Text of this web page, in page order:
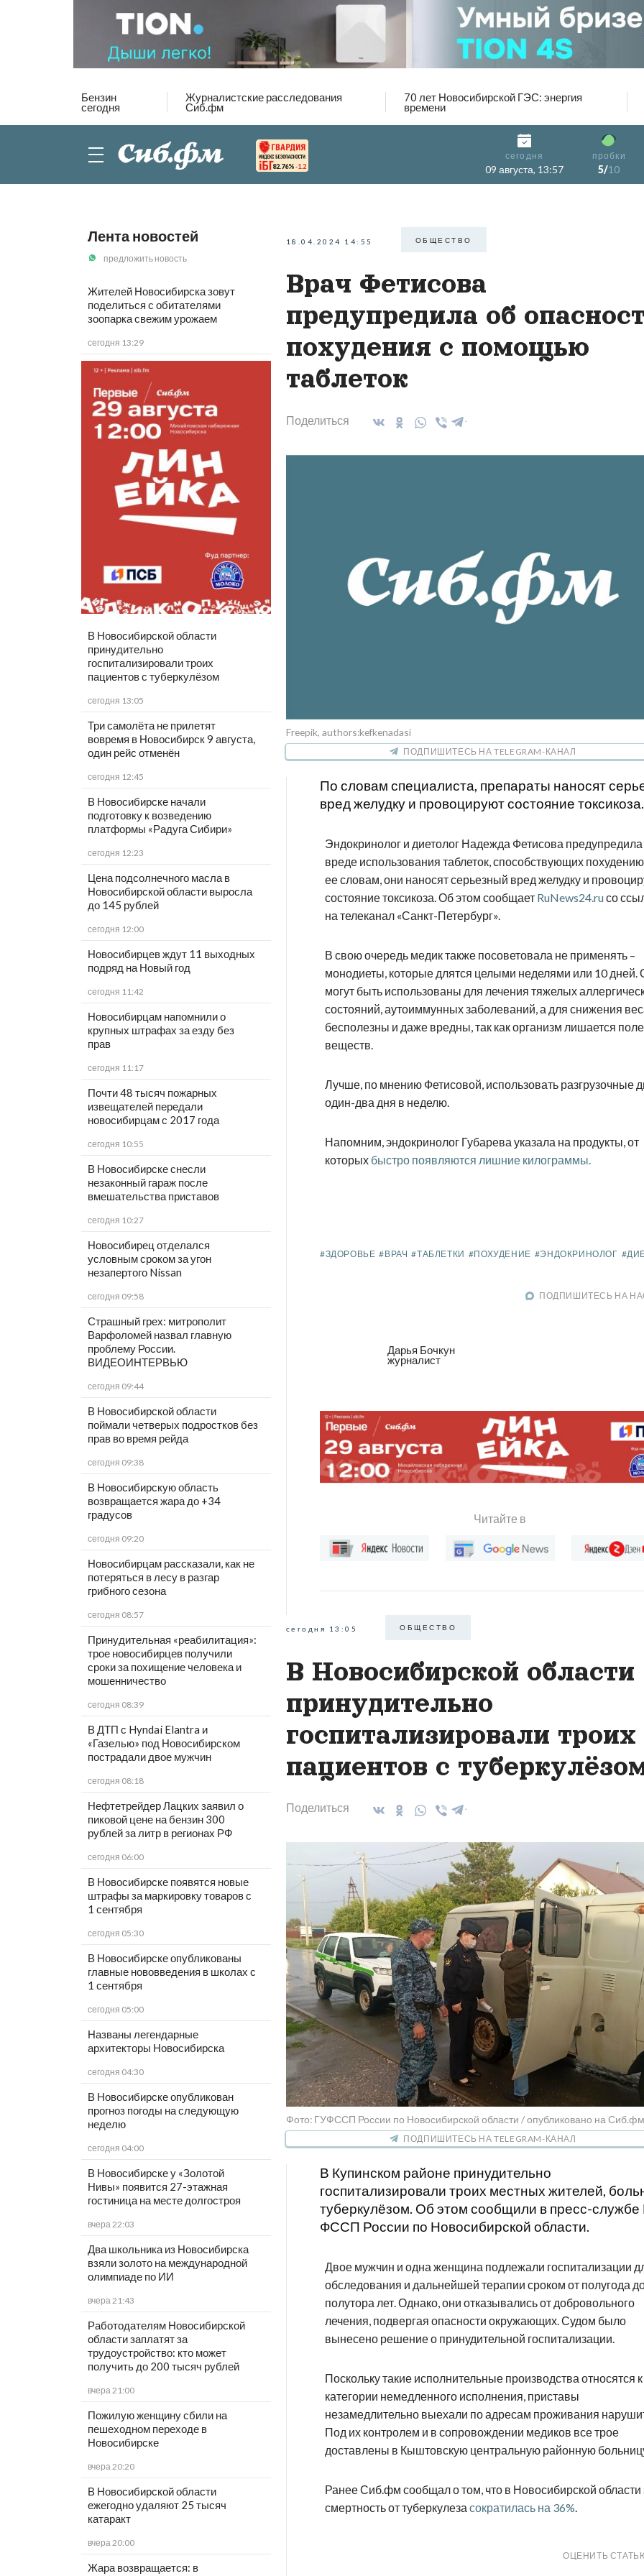
Бензин
сегодня
Журналистские расследования
Сиб.фм
70 лет Новосибирской ГЭС: энергия
времени
82.76% -1.2
сегодня
09 августа, 13:57
пробки
5/10
Лента новостей
предложить новость
Жителей Новосибирска зовут
поделиться с обитателями
зоопарка свежим урожаем
сегодня 13:29
В Новосибирской области
принудительно
госпитализировали троих
пациентов с туберкулёзом
сегодня 13:05
Три самолёта не прилетят
вовремя в Новосибирск 9 августа,
один рейс отменён
сегодня 12:45
В Новосибирске начали
подготовку к возведению
платформы «Радуга Сибири»
сегодня 12:23
Цена подсолнечного масла в
Новосибирской области выросла
до 145 рублей
сегодня 12:00
Новосибирцев ждут 11 выходных
подряд на Новый год
сегодня 11:42
Новосибирцам напомнили о
крупных штрафах за езду без
прав
сегодня 11:17
Почти 48 тысяч пожарных
извещателей передали
новосибирцам с 2017 года
сегодня 10:55
В Новосибирске снесли
незаконный гараж после
вмешательства приставов
сегодня 10:27
Новосибирец отделался
условным сроком за угон
незапертого Nissan
сегодня 09:58
Страшный грех: митрополит
Варфоломей назвал главную
проблему России.
ВИДЕОИНТЕРВЬЮ
сегодня 09:44
В Новосибирской области
поймали четверых подростков без
прав во время рейда
сегодня 09:38
В Новосибирскую область
возвращается жара до +34
градусов
сегодня 09:20
Новосибирцам рассказали, как не
потеряться в лесу в разгар
грибного сезона
сегодня 08:57
Принудительная «реабилитация»:
трое новосибирцев получили
сроки за похищение человека и
мошенничество
сегодня 08:39
В ДТП с Hyndai Elantra и
«Газелью» под Новосибирском
пострадали двое мужчин
сегодня 08:18
Нефтетрейдер Лацких заявил о
пиковой цене на бензин 300
рублей за литр в регионах РФ
сегодня 06:00
В Новосибирске появятся новые
штрафы за маркировку товаров с
1 сентября
сегодня 05:30
В Новосибирске опубликованы
главные нововведения в школах с
1 сентября
сегодня 05:00
Названы легендарные
архитекторы Новосибирска
сегодня 04:30
В Новосибирске опубликован
прогноз погоды на следующую
неделю
сегодня 04:00
В Новосибирске у «Золотой
Нивы» появится 27-этажная
гостиница на месте долгостроя
вчера 22:03
Два школьника из Новосибирска
взяли золото на международной
олимпиаде по ИИ
вчера 21:43
Работодателям Новосибирской
области заплатят за
трудоустройство: кто может
получить до 200 тысяч рублей
вчера 21:00
Пожилую женщину сбили на
пешеходном переходе в
Новосибирске
вчера 20:20
В Новосибирской области
ежегодно удаляют 25 тысяч
катаракт
вчера 20:00
Жара возвращается: в
18.04.2024 14:55 ОБЩЕСТВО
Врач Фетисова
предупредила об
похудения с помощью
таблеток
Поделиться
Freepik, authors:kefkenadasi
ПОДПИШИТЕСЬ НА TELEGRAM-КАНАЛ
По словам специалиста, препараты наносят
вред желудку и провоцируют состояние токсикоза.
Эндокринолог и диетолог Надежда Фетисова
вреде использования таблеток, способствующих
ее словам, они наносят серьезный вред желудку и
состояние токсикоза. Об этом сообщает RuNews24.ruсо
на телеканал «Санкт-Петербург».
В свою очередь медик также посоветовала не применять –
монодиеты, которые длятся целыми неделями или 10 дней.
могут быть использованы для лечения тяжелых
состояний, аутоиммунных заболеваний, а для снижения
бесполезны и даже вредны, так как организм лишается
веществ.
Лучше, по мнению Фетисовой, использовать разгрузочные
один-два дня в неделю.
Напомним, эндокринолог Губарева указала на продукты, от
которых быстро появляются лишние килограммы.
#ЗДОРОВЬЕ #ВРАЧ #ТАБЛЕТКИ #ПОХУДЕНИЕ #ЭНДОКРИНОЛОГ
ПОДПИШИТЕСЬ НА
Дарья Бочкун
журналист
Читайте в
сегодня 13:05 ОБЩЕСТВО
В Новосибирской области
принудительно
госпитализировали троих
пациентов с
Поделиться
Фото: ГУФССП России по Новосибирской области / опубликовано на Сиб.фм
ПОДПИШИТЕСЬ НА TELEGRAM-КАНАЛ
В Купинском районе принудительно
госпитализировали троих местных жителей,
туберкулёзом. Об этом сообщили в пресс-службе
ФССП России по Новосибирской области.
Двое мужчин и одна женщина подлежали госпитализации
обследования и дальнейшей терапии сроком от полугода
полутора лет. Однако, они отказывались от добровольного
лечения, подвергая опасности окружающих. Судом было
вынесено решение о принудительной госпитализации.
Поскольку такие исполнительные производства относятся к
категории немедленного исполнения, приставы
незамедлительно выехали по адресам проживания
Под их контролем и в сопровождении медиков все трое
доставлены в Кыштовскую центральную районную
Ранее Сиб.фм сообщал о том, что в Новосибирской области
смертность от туберкулеза сократилась на 36%.
ОЦЕНИТЬ